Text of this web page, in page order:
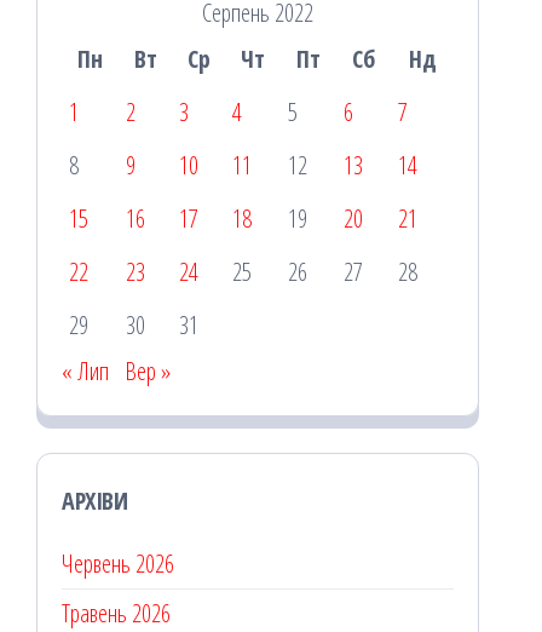
Серпень 2022
Пн
Вт Ср Чт Пт Сб
Нд
1
2 3 4 5 6
7
8
9 10 11 12 13
14
15
16 17 18 19 20
21
22
23 24 25 26 27
28
29
30
31
« Лип Вер »
АРХІВИ
Червень 2026
Травень 2026